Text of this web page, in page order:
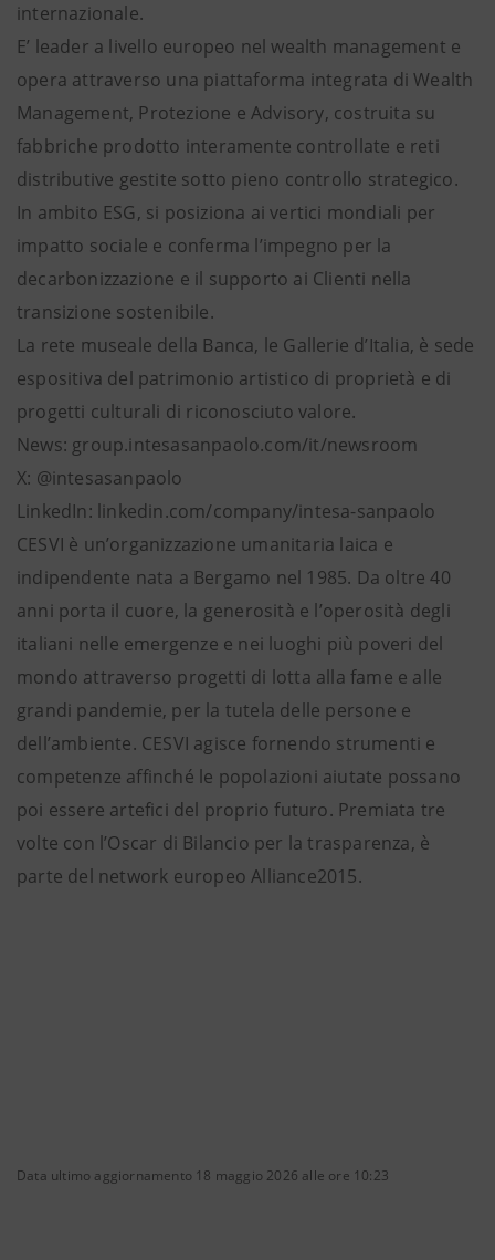
internazionale.
E’ leader a livello europeo nel wealth management e
opera attraverso una piattaforma integrata di Wealth
Management, Protezione e Advisory, costruita su
fabbriche prodotto interamente controllate e reti
distributive gestite sotto pieno controllo strategico.
In ambito ESG, si posiziona ai vertici mondiali per
impatto sociale e conferma l’impegno per la
decarbonizzazione e il supporto ai Clienti nella
transizione sostenibile.
La rete museale della Banca, le Gallerie d’Italia, è sede
espositiva del patrimonio artistico di proprietà e di
progetti culturali di riconosciuto valore.
News: group.intesasanpaolo.com/it/newsroom
X: @intesasanpaolo
LinkedIn: linkedin.com/company/intesa-sanpaolo
CESVI è un’organizzazione umanitaria laica e
indipendente nata a Bergamo nel 1985. Da oltre 40
anni porta il cuore, la generosità e l’operosità degli
italiani nelle emergenze e nei luoghi più poveri del
mondo attraverso progetti di lotta alla fame e alle
grandi pandemie, per la tutela delle persone e
dell’ambiente. CESVI agisce fornendo strumenti e
competenze affinché le popolazioni aiutate possano
poi essere artefici del proprio futuro. Premiata tre
volte con l’Oscar di Bilancio per la trasparenza, è
parte del network europeo Alliance2015.
Data ultimo aggiornamento 18 maggio 2026 alle ore 10:23